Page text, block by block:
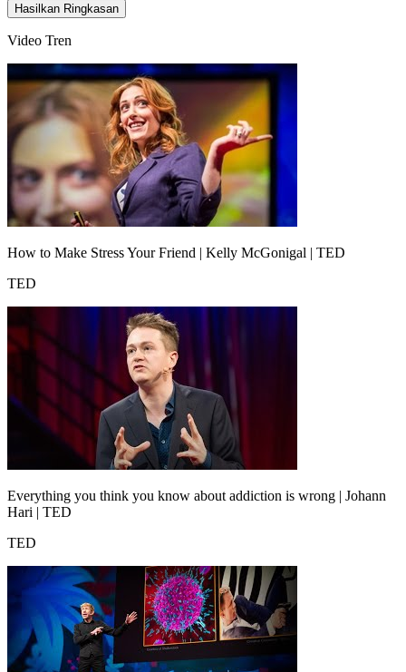
Hasilkan Ringkasan
Video Tren
How to Make Stress Your Friend | Kelly McGonigal | TED
TED
Everything you think you know about addiction is wrong | Johann
Hari | TED
TED